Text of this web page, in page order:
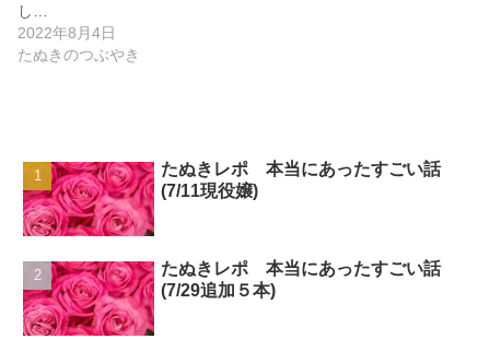
し…
2022年8月4日
たぬきのつぶやき
たぬきレポ 本当にあったすごい話
(7/11現役嬢)
たぬきレポ 本当にあったすごい話
(7/29追加５本)